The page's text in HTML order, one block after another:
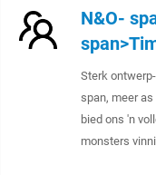
N&O-
Sterk
span, meer
bied ons 'n
monsters